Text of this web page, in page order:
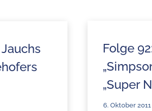
Jauchs
Folge
„Super
6. Oktober 2011